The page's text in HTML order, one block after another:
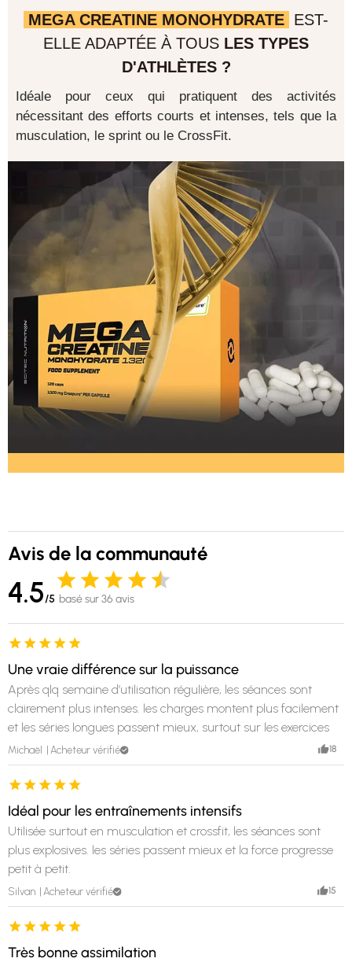
MEGA CREATINE MONOHYDRATE EST-
ELLE ADAPTÉE À TOUS LES TYPES
D'ATHLÈTES ?
Idéale pour ceux qui pratiquent des activités
nécessitant des efforts courts et intenses, tels que la
musculation, le sprint ou le CrossFit.
Avis de la communauté
4.5/5 basé sur 36 avis
Michaël Acheteur vérifié
Une vraie différence sur la puissance
Après qlq semaine d’utilisation régulière, les séances sont
clairement plus intenses. les charges montent plus facilement
et les séries longues passent mieux, surtout sur les exercices
polyarticulaires. aucun souci de digestion, ce qui était souvent
un problème avec les créatines en poudre.
18
Silvan Acheteur vérifié
Idéal pour les entraînements intensifs
Utilisée surtout en musculation et crossfit, les séances sont
plus explosives. les séries passent mieux et la force progresse
petit à petit.
15
Très bonne assimilation